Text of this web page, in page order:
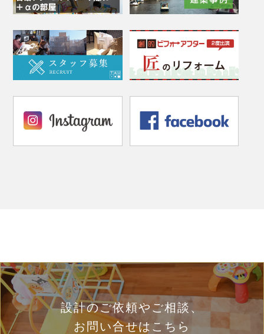
設計のご依頼やご相談、
お問い合せはこちら